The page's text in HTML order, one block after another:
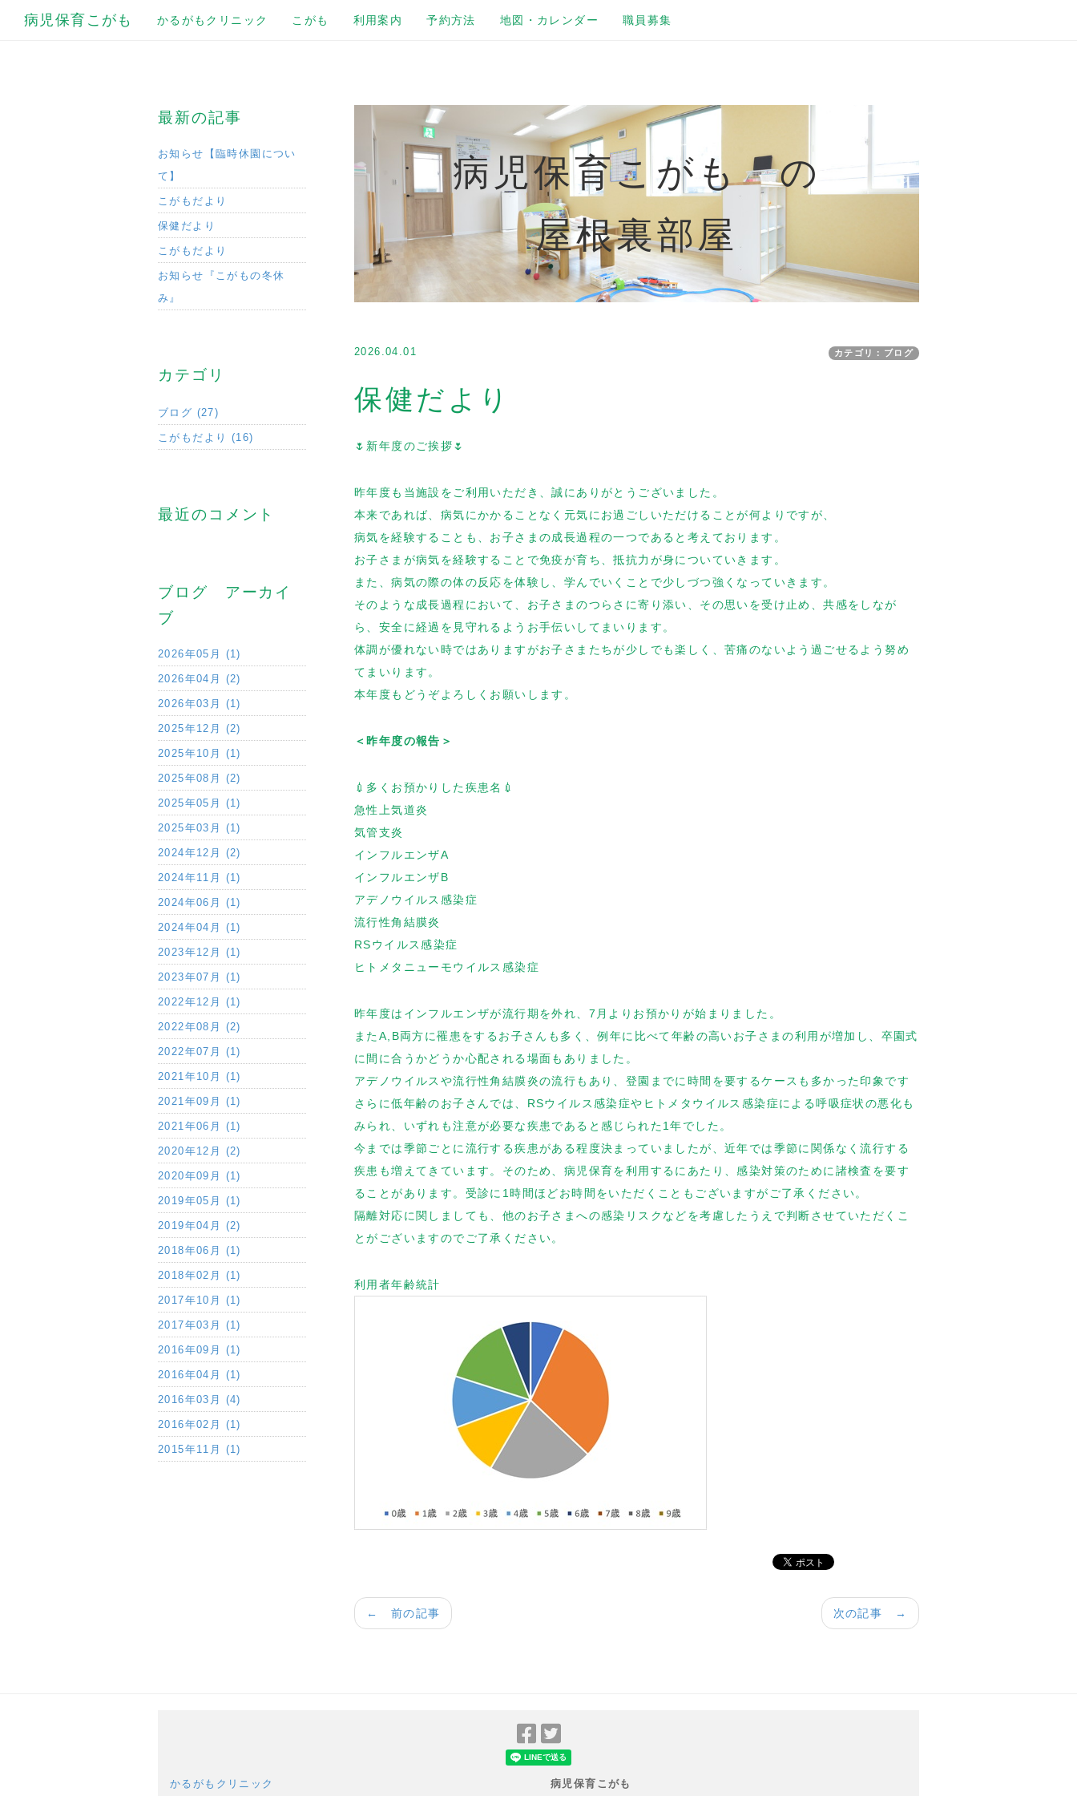
病児保育こがも かるがもクリニック こがも 利用案内 予約方法 地図・カレンダー 職員募集
病児保育こがも の
屋根裏部屋
2026.04.01 カテゴリ：ブログ
保健だより
🌷新年度のご挨拶🌷
昨年度も当施設をご利用いただき、誠にありがとうございました。
本来であれば、病気にかかることなく元気にお過ごしいただけることが何よりですが、
病気を経験することも、お子さまの成長過程の一つであると考えております。
お子さまが病気を経験することで免疫が育ち、抵抗力が身についていきます。
また、病気の際の体の反応を体験し、学んでいくことで少しづつ強くなっていきます。
そのような成長過程において、お子さまのつらさに寄り添い、その思いを受け止め、共感をしなが
ら、安全に経過を見守れるようお手伝いしてまいります。
体調が優れない時ではありますがお子さまたちが少しでも楽しく、苦痛のないよう過ごせるよう努め
てまいります。
本年度もどうぞよろしくお願いします。
＜昨年度の報告＞
💉多くお預かりした疾患名💉
急性上気道炎
気管支炎
インフルエンザA
インフルエンザB
アデノウイルス感染症
流行性角結膜炎
RSウイルス感染症
ヒトメタニューモウイルス感染症
昨年度はインフルエンザが流行期を外れ、7月よりお預かりが始まりました。
またA,B両方に罹患をするお子さんも多く、例年に比べて年齢の高いお子さまの利用が増加し、卒園式
に間に合うかどうか心配される場面もありました。
アデノウイルスや流行性角結膜炎の流行もあり、登園までに時間を要するケースも多かった印象です
さらに低年齢のお子さんでは、RSウイルス感染症やヒトメタウイルス感染症による呼吸症状の悪化も
みられ、いずれも注意が必要な疾患であると感じられた1年でした。
今までは季節ごとに流行する疾患がある程度決まっていましたが、近年では季節に関係なく流行する
疾患も増えてきています。そのため、病児保育を利用するにあたり、感染対策のために諸検査を要す
ることがあります。受診に1時間ほどお時間をいただくこともございますがご了承ください。
隔離対応に関しましても、他のお子さまへの感染リスクなどを考慮したうえで判断させていただくこ
とがございますのでご了承ください。
利用者年齢統計
次の記事 →
← 前の記事
最新の記事
お知らせ【臨時休園につい
て】
こがもだより
保健だより
こがもだより
お知らせ『こがもの冬休
み』
カテゴリ
ブログ (27)
こがもだより (16)
最近のコメント
ブログ アーカイ
ブ
2026年05月 (1)
2026年04月 (2)
2026年03月 (1)
2025年12月 (2)
2025年10月 (1)
2025年08月 (2)
2025年05月 (1)
2025年03月 (1)
2024年12月 (2)
2024年11月 (1)
2024年06月 (1)
2024年04月 (1)
2023年12月 (1)
2023年07月 (1)
2022年12月 (1)
2022年08月 (2)
2022年07月 (1)
2021年10月 (1)
2021年09月 (1)
2021年06月 (1)
2020年12月 (2)
2020年09月 (1)
2019年05月 (1)
2019年04月 (2)
2018年06月 (1)
2018年02月 (1)
2017年10月 (1)
2017年03月 (1)
2016年09月 (1)
2016年04月 (1)
2016年03月 (4)
2016年02月 (1)
2015年11月 (1)
Facebook
で
で
シ
かるがもクリニック 病児保育こがも